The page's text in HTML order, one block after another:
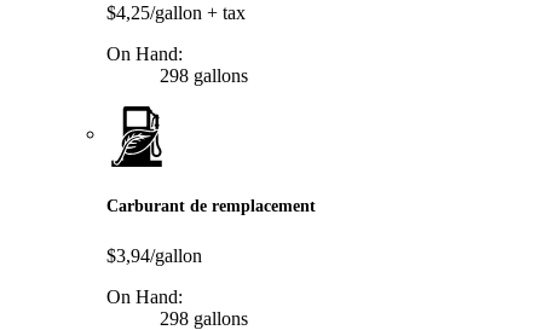
$4,25/gallon + tax
On Hand:
298 gallons
Carburant de remplacement
$3,94/gallon
On Hand:
298 gallons